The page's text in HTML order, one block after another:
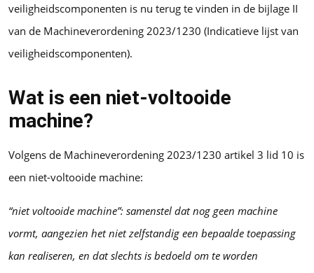
veiligheidscomponenten is nu terug te vinden in de bijlage II
van de Machineverordening 2023/1230 (Indicatieve lijst van
veiligheidscomponenten).
Wat is een niet-voltooide
machine?
Volgens de Machineverordening 2023/1230 artikel 3 lid 10 is
een niet-voltooide machine:
“niet voltooide machine”: samenstel dat nog geen machine
vormt, aangezien het niet zelfstandig een bepaalde toepassing
kan realiseren, en dat slechts is bedoeld om te worden